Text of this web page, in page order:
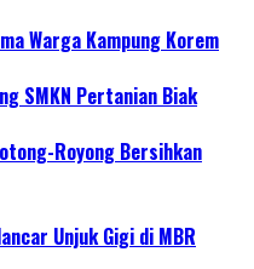
Warga Kampung Korem
SMKN Pertanian Biak
Royong Bersihkan
Unjuk Gigi di MBR